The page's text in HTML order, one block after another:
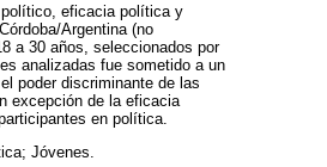
eficacia política y
Argentina (no
a 30 años, seleccionados por
analizadas fue sometido a un
poder discriminante de las
excepción de la eficacia
en política.
Jóvenes.